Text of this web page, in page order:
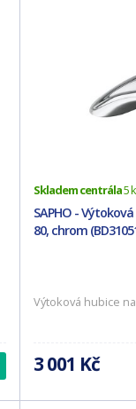
Skladem centrála5
SAPHO -
80, chrom
Výtoková hubice
3 001 Kč